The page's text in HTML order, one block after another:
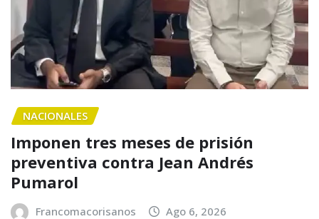
NACIONALES
Imponen tres meses de prisión
preventiva contra Jean Andrés
Pumarol
Francomacorisanos Ago 6, 2026